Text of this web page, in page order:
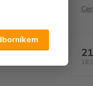
18